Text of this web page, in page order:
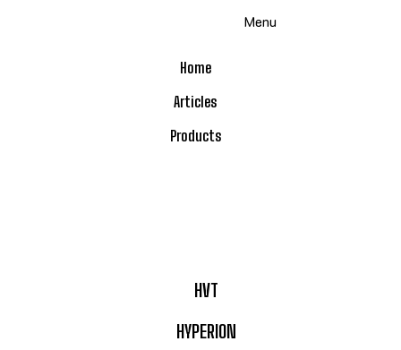
Home
Articles
Products
HVT
HYPERION
Menu